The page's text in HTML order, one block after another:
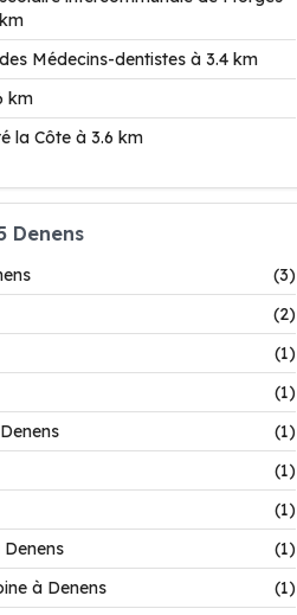
Médecins-dentistes à 3.4 km
km
la Côte à 3.6 km
Denens
(3)
(2)
(1)
(1)
(1)
(1)
(1)
(1)
à Denens
(1)